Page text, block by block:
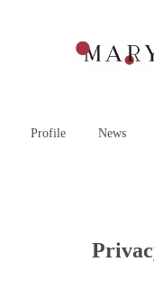
Profile News